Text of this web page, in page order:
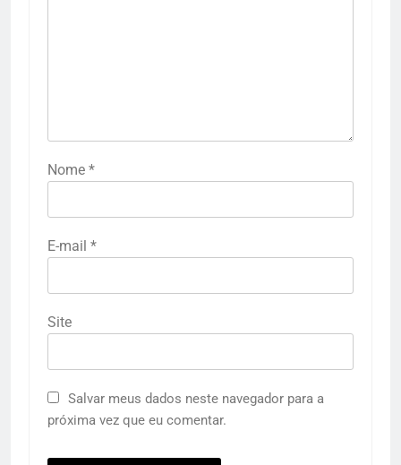
Nome *
E-mail *
Site
Salvar meus dados neste navegador para a
próxima vez que eu comentar.